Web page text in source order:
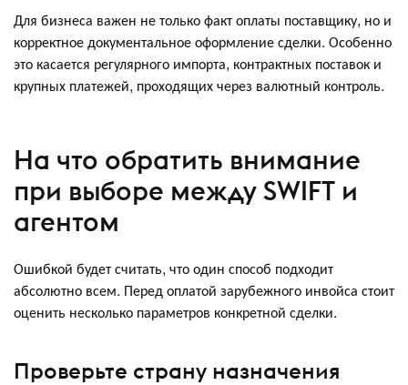
Для бизнеса важен не только факт оплаты поставщику, но и
корректное документальное оформление сделки. Особенно
это касается регулярного импорта, контрактных поставок и
крупных платежей, проходящих через валютный контроль.
На что обратить внимание
при выборе между SWIFT и
агентом
Ошибкой будет считать, что один способ подходит
абсолютно всем. Перед оплатой зарубежного инвойса стоит
оценить несколько параметров конкретной сделки.
Проверьте страну назначения